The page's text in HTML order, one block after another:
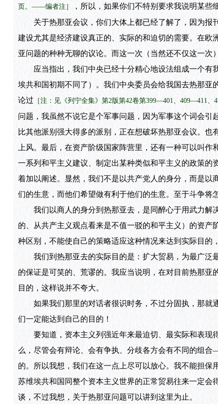
页。——编者注］
，所以，如果你们不特别要求我说明某
关于热那亚会议，你们大体上都已经了解了，因为报
建设尤其是经济建设真正的、实际的和迫切的需要。在
亚问题的种种无聊的议论。而这一次（当然还不仅这一次
应当指出，我们中央已经十分精心地设法组成一个有
埃共和国初期不同了）。我们中央委员会给我国去热那
论过 ［注：见《列宁全集》第2版第42卷第399—401、
问题，我虽然不说它是个军事问题，因为军事这个词会
比其他派别强大得多的派别，正在想破坏热那亚会议。
上风。最后，在资产阶级国家阵营里，还有一种可以叫
一系列和平主义建议、制定出某种类似和平主义的政策
着加以阐述。显然，我们不是以共产党人的身分，而是
们的生意，而他们希望做有利于他们的生意。至于斗争
我们以商人的身分到热那亚去，是同醉心于用武力解
的、从共产主义观点看来是不值一驳的和平主义）的资
种区别，不能使自己的策略适应这种情况来达到实际目的
我们到热那亚去的实际目的是：扩大贸易，为最广泛
的保证是可笑的、荒谬的。我应当说明，在对目前热那
目的，这样说并不夸大。
如果我们那里的对话者很识时务，不过分固执，那就
们一定能达到自己的目的！
要知道，资本主义列强近年来最迫切、最实际和表现
么，尽管会有辩论、会有争执、分歧各方会有不同的组
的。所以我想，我们在这一点上尽可以放心。我不能担
苏维埃共和国同整个资本主义世界的正常贸易往来一定
谈，不过我想，关于热那亚问题可以讲到这里为止。